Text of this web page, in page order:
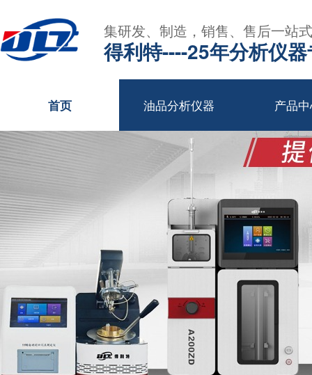
集研发、制造，销售、售后一站
得利特----25年分析仪
首页 油品分析仪器 产品